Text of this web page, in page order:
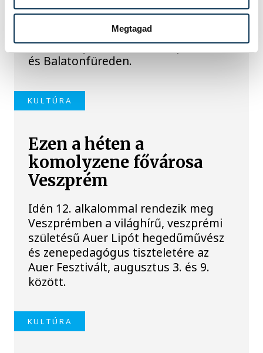
Megtagad
vetítéssel készül a Veszprém-Balaton
Filmpiknik, amely augusztus 27. és 29.
között várja a nézőket Veszprémben
és Balatonfüreden.
KULTÚRA
Ezen a héten a
komolyzene fővárosa
Veszprém
Idén 12. alkalommal rendezik meg
Veszprémben a világhírű, veszprémi
születésű Auer Lipót hegedűművész
és zenepedagógus tiszteletére az
Auer Fesztivált, augusztus 3. és 9.
között.
KULTÚRA